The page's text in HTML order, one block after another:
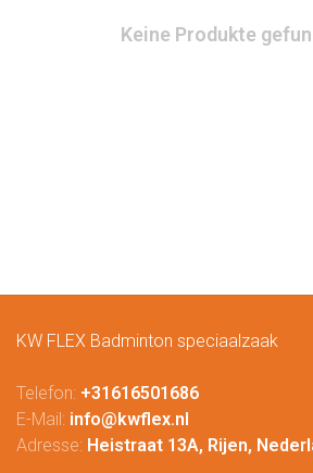
Keine Produkte
KW FLEX Badminton speciaalzaak
Telefon: +31616501686
E-Mail: info@kwflex.nl
Adresse: Heistraat 13A, Rijen,